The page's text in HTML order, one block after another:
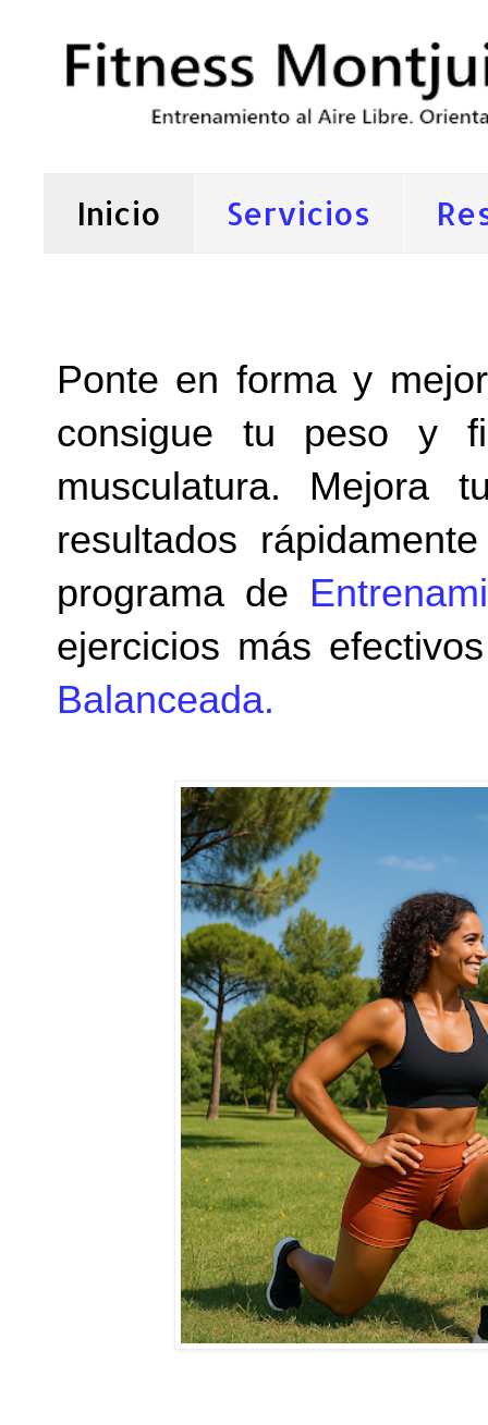
Inicio Servicios
Ponte en forma y
consigue tu peso y
musculatura. Mejora
resultados
programa de
ejercicios más
Balanceada.